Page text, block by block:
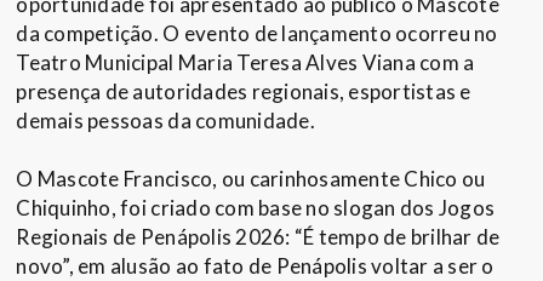
da competição. O evento de lançamento ocorreu no
Teatro Municipal Maria Teresa Alves Viana com a
presença de autoridades regionais, esportistas e
demais pessoas da comunidade.
O Mascote Francisco, ou carinhosamente Chico ou
Chiquinho, foi criado com base no slogan dos Jogos
Regionais de Penápolis 2026: “É tempo de brilhar de
novo”, em alusão ao fato de Penápolis voltar a ser o